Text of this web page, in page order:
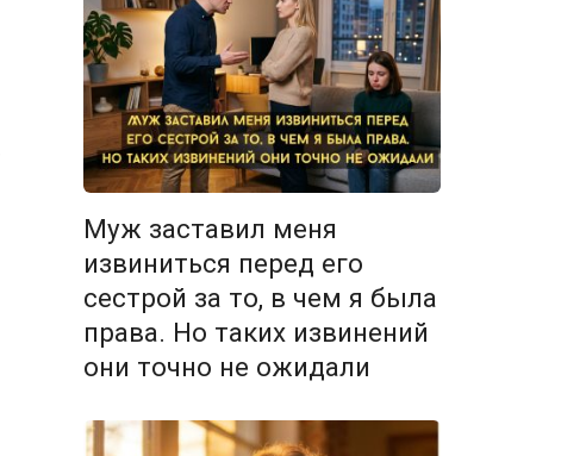
Муж заставил меня
извиниться перед его
сестрой за то, в чем я была
права. Но таких извинений
они точно не ожидали